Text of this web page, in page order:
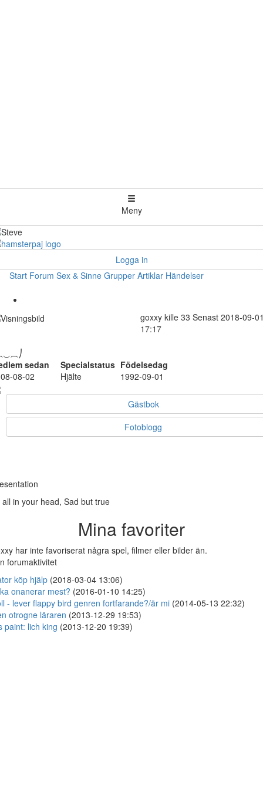
Meny
Logga in
Start Forum Sex & Sinne Grupper Artiklar Händelser
goxxy kille 33 Senast 2018-09-
17:17
sedan
Specialstatus Födelsedag
08-02
Hjälte 1992-09-01
Gästbok
Fotoblogg
all in your head, Sad but true
Mina favoriter
har inte favoriserat några spel, filmer eller bilder än.
forumaktivitet
köp hjälp (2018-03-04 13:06)
onanerar mest? (2016-01-10 14:25)
- lever flappy bird genren fortfarande?/är mi (2014-05-13 22:32)
otrogne läraren (2013-12-29 19:53)
paint: lich king (2013-12-20 19:39)